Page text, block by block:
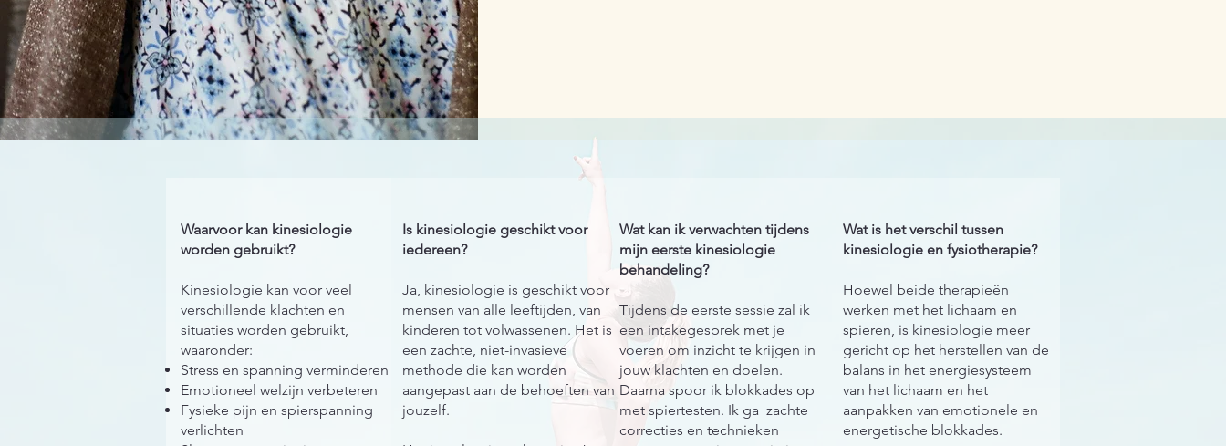
Waarvoor kan kinesiologie
worden gebruikt?
Kinesiologie kan voor veel
verschillende klachten en
situaties worden gebruikt,
waaronder:
Stress en spanning verminderen
Emotioneel welzijn verbeteren
Fysieke pijn en spierspanning
verlichten
Is kinesiologie geschikt voor
iedereen?
Ja, kinesiologie is geschikt voor
mensen van alle leeftijden, van
kinderen tot volwassenen. Het is
een zachte, niet-invasieve
methode die kan worden
aangepast aan de behoeften van
jouzelf.
Wat kan ik verwachten tijdens
mijn eerste kinesiologie
behandeling?
Tijdens de eerste sessie zal ik
een intakegesprek met je
voeren om inzicht te krijgen in
jouw klachten en doelen.
Daarna spoor ik blokkades op
met spiertesten. Ik ga zachte
correcties en technieken
Wat is het verschil tussen
kinesiologie en fysiotherapie?
Hoewel beide therapieën
werken met het lichaam en
spieren, is kinesiologie meer
gericht op het herstellen van de
balans in het energiesysteem
van het lichaam en het
aanpakken van emotionele en
energetische blokkades.